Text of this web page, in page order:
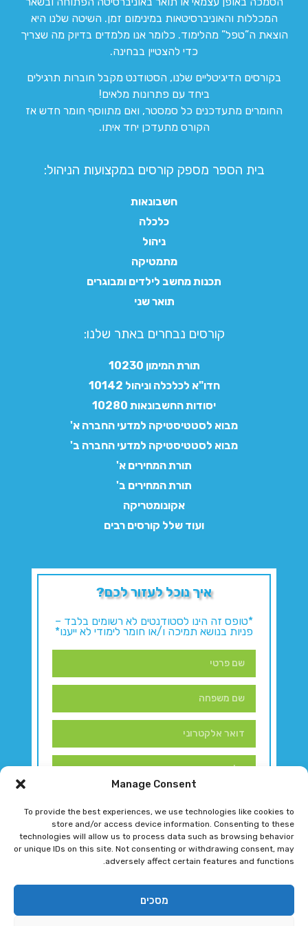
Manage Consent
To provide the best experiences, we use technologies like cookies to
store and/or access device information. Consenting to these
technologies will allow us to process data such as browsing behavior
or unique IDs on this site. Not consenting or withdrawing consent, may
adversely affect certain features and functions.
מסכים
המכללות והאוניברסיטאות במינימום זמן. השיטה שלנו היא
הוצאת ה”טפל” מהלימוד. כלומר אנו מלמדים בדיוק מה שצריך
כדי להצטיין בבחינה.
בקורסים הדיגיטליים שלנו, הסטודנט מקבל חוברות תרגילים
ביחד עם פתרונות מלאים!
החומרים מתעדכנים כל סמסטר, ואם מתווסף חומר חדש אז
הקורס מתעדכן יחד איתו.
בית הספר מספק קורסים במקצועות הניהול:
חשבונאות
כלכלה
ניהול
מתמטיקה
תכנות מחשב לילדים ומבוגרים
תואר שני
קורסים נבחרים באתר שלנו:​
תורת המימון 10230
חדו"א לכלכלה וניהול 10142
יסודות החשבונאות 10280
מבוא לסטטיסטיקה למדעי החברה א'
מבוא לסטטיסטיקה למדעי החברה ב'
תורת המחירים א'
תורת המחירים ב'
אקונומטריקה
ועוד שלל קורסים רבים
איך נוכל לעזור לכם?
*טופס זה הינו לסטודנטים לא רשומים בלבד –
פניות בנושא תמיכה ו/או חומר לימודי לא ייענו*